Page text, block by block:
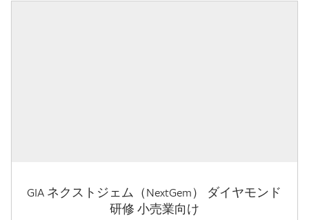
GIA ネクストジェム（NextGem） ダイヤモンド
研修 小売業向け